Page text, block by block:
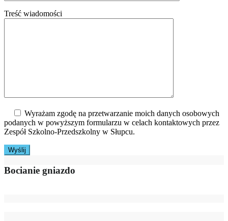
Treść wiadomości
Wyrażam zgodę na przetwarzanie moich danych osobowych
podanych w powyższym formularzu w celach kontaktowych przez
Zespół Szkolno-Przedszkolny w Słupcu.
Bocianie gniazdo